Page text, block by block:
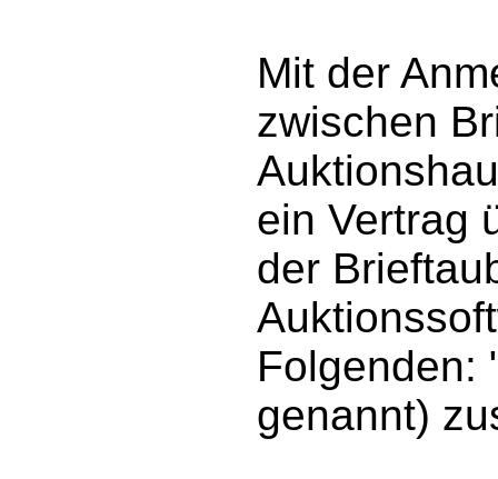
Mit der
zwischen
ein Vertrag
der
Folgenden:
genannt)